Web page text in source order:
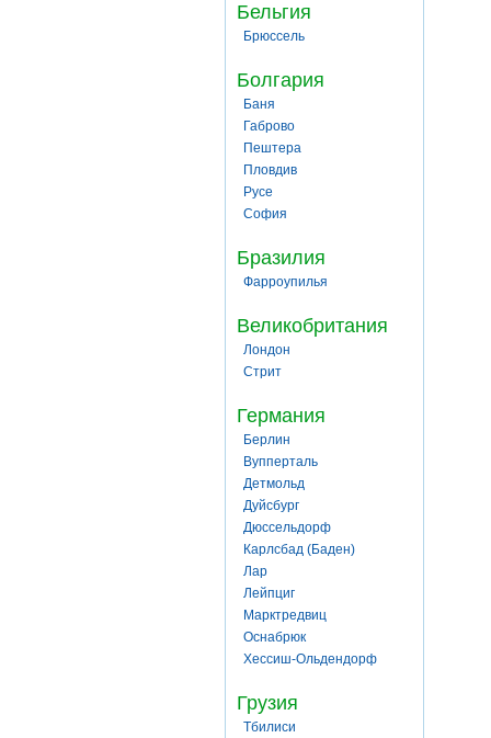
Бельгия
Брюссель
Болгария
Баня
Габрово
Пештера
Пловдив
Русе
София
Бразилия
Фарроупилья
Великобритания
Лондон
Стрит
Германия
Берлин
Вупперталь
Детмольд
Дуйсбург
Дюссельдорф
Карлсбад (Баден)
Лар
Лейпциг
Марктредвиц
Оснабрюк
Хессиш-Ольдендорф
Грузия
Тбилиси